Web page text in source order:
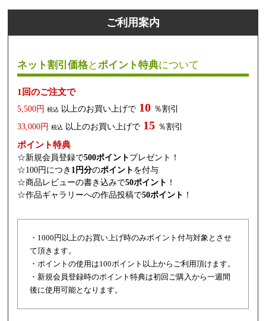
ご利用案内
ネット割引価格とポイント特典について
1回のご注文で
5,500円 税込 以上のお買い上げで 10 ％割引
33,000円 税込 以上のお買い上げで 15 ％割引
ポイント特典
☆新規会員登録で500ポイント プレゼント！
☆100円につき 1円分のポイント を付与
☆商品レビューの書き込みで50ポイント ！
☆作品ギャラリーへの作品投稿で50ポイント ！
・1000円以上のお買い上げ時のみポイント付与対象とさせ
て頂きます。
・ポイントの使用は100ポイント以上からご利用頂けます。
・新規会員登録時のポイント特典は初回ご購入から一週間
後に使用可能となります。